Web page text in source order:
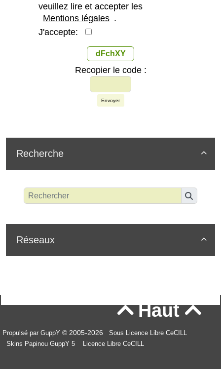
veuillez lire et accepter les
Mentions légales .
J'accepte:
dFchXY
Recopier le code :
Envoyer

Recherche

Réseaux
Haut
Propulsé par GuppY © 2005-2026
Sous Licence Libre CeCILL
Skins Papinou GuppY 5
Licence Libre CeCILL